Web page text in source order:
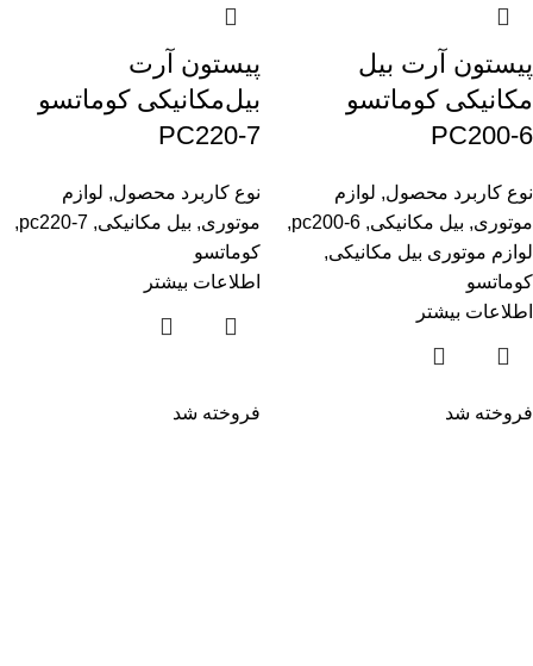
پیستون آرت بیل
مکانیکی کوماتسو
PC200-6
نوع کاربرد محصول, لوازم
موتوری, بیل مکانیکی,
pc200-6
,
لوازم موتوری بیل مکانیکی,
کوماتسو
اطلاعات بیشتر
پیستون آرت
بیل‌مکانیکی کوماتسو
PC220-7
نوع کاربرد محصول, لوازم
موتوری, بیل مکانیکی,
pc220-7
,
کوماتسو
اطلاعات بیشتر
فروخته شد فروخته شد